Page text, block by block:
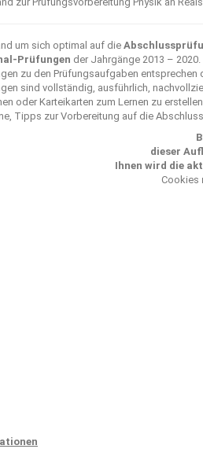
um sich optimal auf die
Prüfungen der Jahrgänge 2013 – 2020.
zu den Prüfungsaufgaben entsprechen
sind vollständig, ausführlich,
oder Karteikarten zum Lernen zu
Tipps zur Vorbereitung auf die
dieser
Ihnen wird die
Cookies